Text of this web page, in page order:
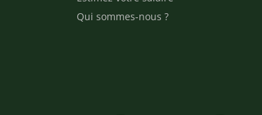
Qui sommes-nous ?